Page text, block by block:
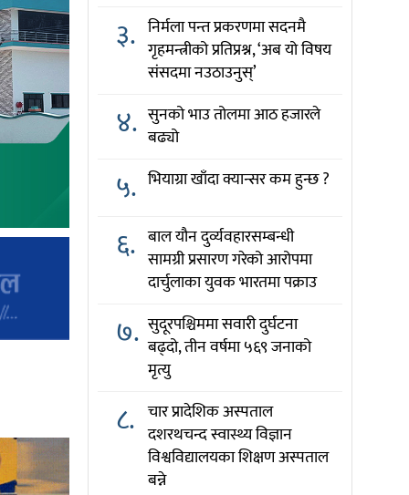
३. निर्मला पन्त प्रकरणमा सदनमै
गृहमन्त्रीको प्रतिप्रश्न, ‘अब यो विषय
संसदमा नउठाउनुस्’
४. सुनको भाउ तोलमा आठ हजारले
बढ्यो
५. भियाग्रा खाँदा क्यान्सर कम हुन्छ ?
६. बाल यौन दुर्व्यवहारसम्बन्धी
सामग्री प्रसारण गरेको आरोपमा
दार्चुलाका युवक भारतमा पक्राउ
७. सुदूरपश्चिममा सवारी दुर्घटना
बढ्दो, तीन वर्षमा ५६९ जनाको
मृत्यु
८. चार प्रादेशिक अस्पताल
दशरथचन्द स्वास्थ्य विज्ञान
विश्वविद्यालयका शिक्षण अस्पताल
बन्ने